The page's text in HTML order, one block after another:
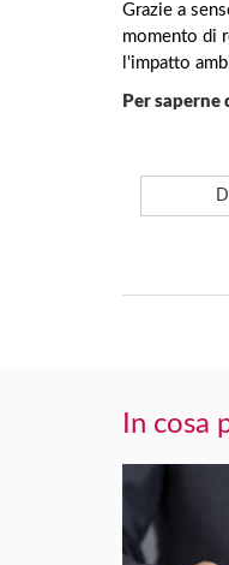
Grazie a
momento di
l'impatto
Per saperne
In cosa